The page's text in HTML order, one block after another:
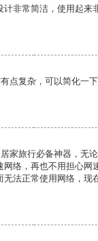
计非常简洁，使用起来
点复杂，可以简化一
家旅行必备神器，无
网络，再也不用担心网
无法正常使用网络，现